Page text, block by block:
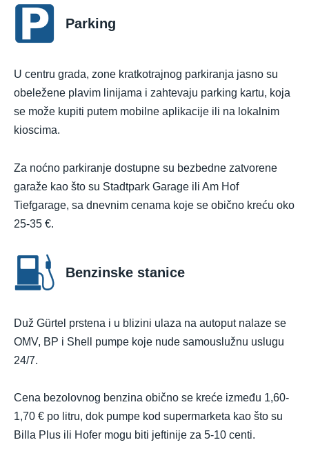
Parking
U centru grada, zone kratkotrajnog parkiranja jasno su
obeležene plavim linijama i zahtevaju parking kartu, koja
se može kupiti putem mobilne aplikacije ili na lokalnim
kioscima.
Za noćno parkiranje dostupne su bezbedne zatvorene
garaže kao što su Stadtpark Garage ili Am Hof
Tiefgarage, sa dnevnim cenama koje se obično kreću oko
25-35 €.
Benzinske stanice
Duž Gürtel prstena i u blizini ulaza na autoput nalaze se
OMV, BP i Shell pumpe koje nude samouslužnu uslugu
24/7.
Cena bezolovnog benzina obično se kreće između 1,60-
1,70 € po litru, dok pumpe kod supermarketa kao što su
Billa Plus ili Hofer mogu biti jeftinije za 5-10 centi.